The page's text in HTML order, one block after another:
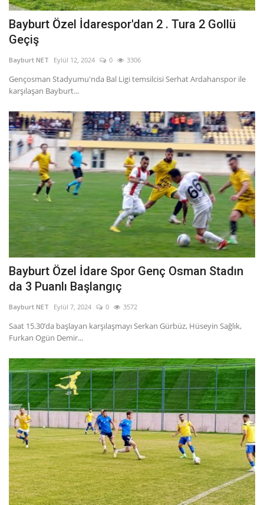
Bayburt Özel İdarespor'dan 2 . Tura 2 Gollü
Geçiş
Bayburt NET Eylül 12, 2024 0 3306
Gençosman Stadyumu'nda Bal Ligi temsilcisi Serhat Ardahanspor ile
karşılaşan Bayburt...
Bayburt Özel İdare Spor Genç Osman Stadın
da 3 Puanlı Başlangıç
Bayburt NET Eylül 7, 2024 0 3572
Saat 15.30’da başlayan karşılaşmayı Serkan Gürbüz, Hüseyin Sağlık,
Furkan Ogün Demir...